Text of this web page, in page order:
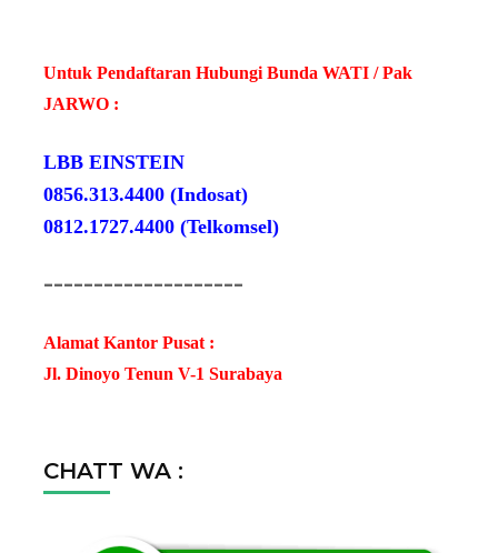
Untuk Pendaftaran Hubungi Bunda WATI / Pak
JARWO :
LBB EINSTEIN
0856.313.4400 (Indosat)
0812.1727.4400 (Telkomsel)
--------------------
Alamat Kantor Pusat :
Jl. Dinoyo Tenun V-1 Surabaya
CHATT WA :